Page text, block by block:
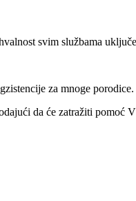
svim službama
za mnoge porodice.
da će zatražiti pomoć